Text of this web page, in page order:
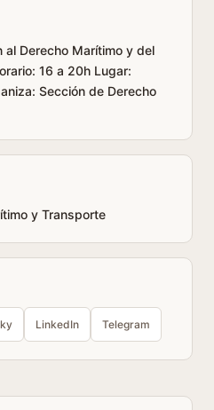
al Derecho Marítimo y del
16 a 20h Lugar:
Sección de Derecho
y Transporte
LinkedIn Telegram